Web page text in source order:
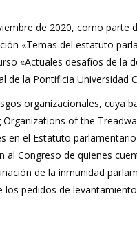
de 2020, como parte
«Temas del estatuto
«Actuales desafíos de la
la Pontificia Universidad
organizacionales, cuya
of the
el Estatuto
Congreso de quienes
de la inmunidad
pedidos de